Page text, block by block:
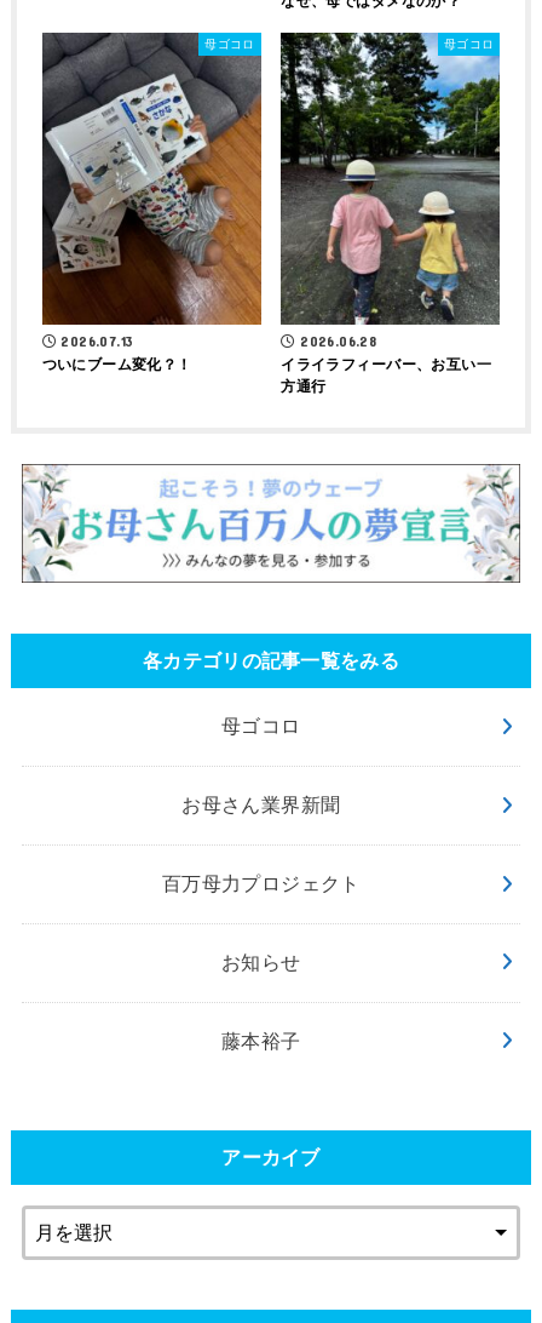
母ゴコロ
2026.07.13
ついにブーム変化？！
母ゴコロ
2026.06.28
イライラフィーバー、お互い一
方通行
各カテゴリの記事一覧をみる
母ゴコロ
お母さん業界新聞
百万母力プロジェクト
お知らせ
藤本裕子
アーカイブ